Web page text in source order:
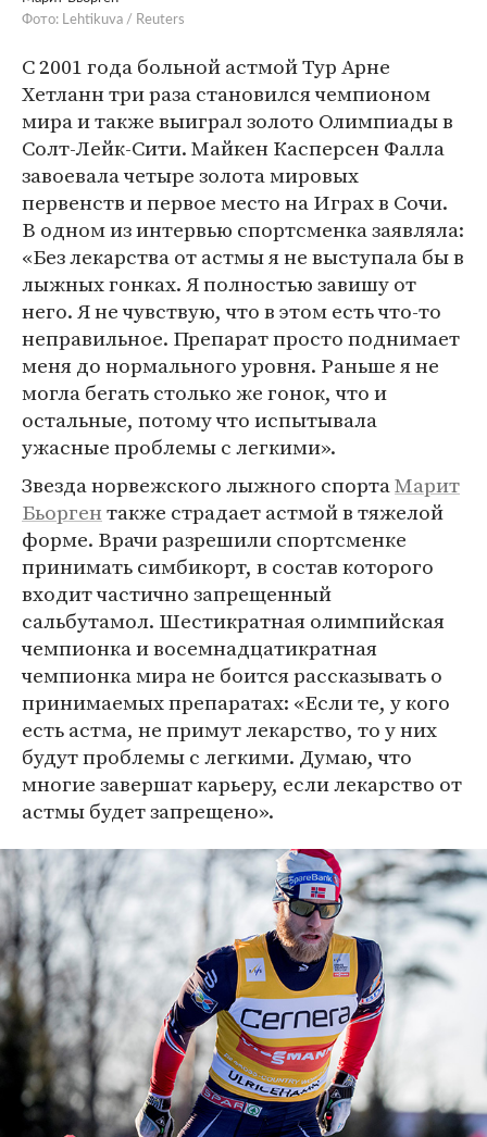
Фото: Lehtikuva / Reuters
С 2001 года больной астмой Тур Арне
Хетланн три раза становился чемпионом
мира и также выиграл золото Олимпиады в
Солт-Лейк-Сити. Майкен Касперсен Фалла
завоевала четыре золота мировых
первенств и первое место на Играх в Сочи.
В одном из интервью спортсменка заявляла:
«Без лекарства от астмы я не выступала бы в
лыжных гонках. Я полностью завишу от
него. Я не чувствую, что в этом есть что-то
неправильное. Препарат просто поднимает
меня до нормального уровня. Раньше я не
могла бегать столько же гонок, что и
остальные, потому что испытывала
ужасные проблемы с легкими».
Звезда норвежского лыжного спортаМарит
Бьоргентакже страдает астмой в тяжелой
форме. Врачи разрешили спортсменке
принимать симбикорт, в состав которого
входит частично запрещенный
сальбутамол. Шестикратная олимпийская
чемпионка и восемнадцатикратная
чемпионка мира не боится рассказывать о
принимаемых препаратах: «Если те, у кого
есть астма, не примут лекарство, то у них
будут проблемы с легкими. Думаю, что
многие завершат карьеру, если лекарство от
астмы будет запрещено».